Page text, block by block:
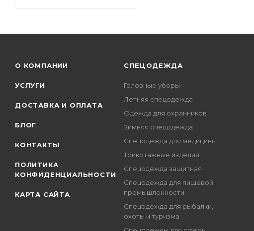
О КОМПАНИИ
УСЛУГИ
ДОСТАВКА И ОПЛАТА
БЛОГ
КОНТАКТЫ
ПОЛИТИКА
КОНФИДЕНЦИАЛЬНОСТИ
КАРТА САЙТА
СПЕЦОДЕЖДА
Головные уборы
Летняя спецодежда
Одежда для охранников
Зимняя спецодежда
Спецодежда для медицины
Трикотажные изделия
Спецодежда защитная
Спецодежда для пищевой
промышленности
Спецодежда для рыбалки,
охоты и туризма